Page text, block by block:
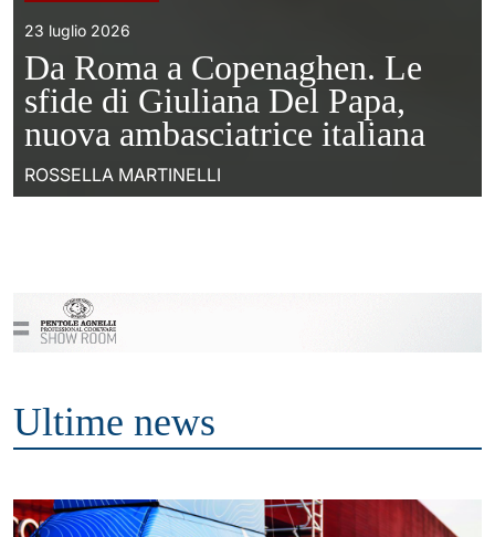
23 luglio 2026
Da Roma a Copenaghen. Le
sfide di Giuliana Del Papa,
nuova ambasciatrice italiana
ROSSELLA MARTINELLI
Ultime news